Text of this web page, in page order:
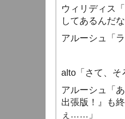
ウィリディス
してあるんだな
アルーシュ「
alto 「さて、
アルーシュ「
出張版！』も
ぇ……」